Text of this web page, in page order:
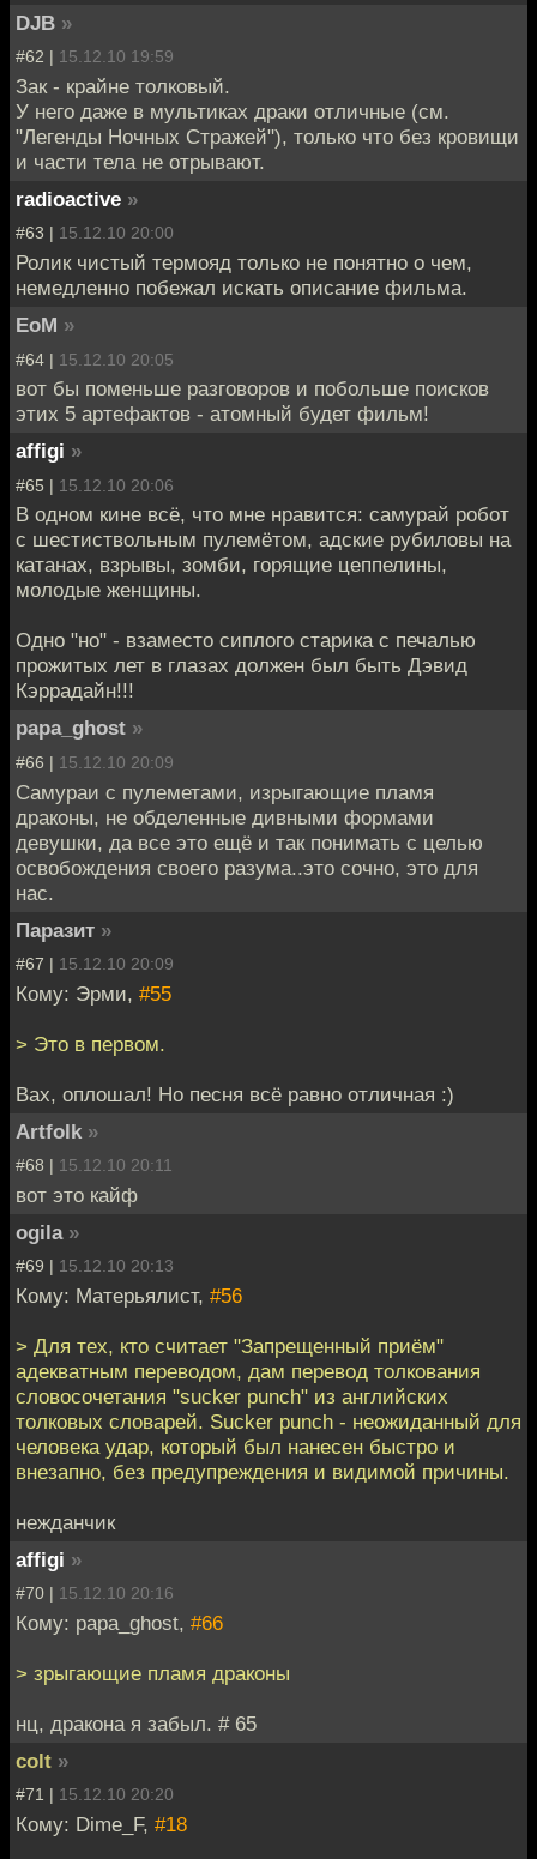
DJB »
#62 | 15.12.10 19:59
Зак - крайне толковый.
У него даже в мультиках драки отличные (см.
"Легенды Ночных Стражей"), только что без кровищи
и части тела не отрывают.
radioactive »
#63 | 15.12.10 20:00
Ролик чистый термояд только не понятно о чем,
немедленно побежал искать описание фильма.
EoM »
#64 | 15.12.10 20:05
вот бы поменьше разговоров и побольше поисков
этих 5 артефактов - атомный будет фильм!
affigi »
#65 | 15.12.10 20:06
В одном кине всё, что мне нравится: самурай робот
с шестиствольным пулемётом, адские рубиловы на
катанах, взрывы, зомби, горящие цеппелины,
молодые женщины.
Одно "но" - взаместо сиплого старика с печалью
прожитых лет в глазах должен был быть Дэвид
Кэррадайн!!!
papa_ghost »
#66 | 15.12.10 20:09
Самураи с пулеметами, изрыгающие пламя
драконы, не обделенные дивными формами
девушки, да все это ещё и так понимать с целью
освобождения своего разума..это сочно, это для
нас.
Паразит »
#67 | 15.12.10 20:09
Кому: Эрми, #55
> Это в первом.
Вах, оплошал! Но песня всё равно отличная :)
Artfolk »
#68 | 15.12.10 20:11
вот это кайф
ogila »
#69 | 15.12.10 20:13
Кому: Матерьялист, #56
> Для тех, кто считает "Запрещенный приём"
адекватным переводом, дам перевод толкования
словосочетания "sucker punch" из английских
толковых словарей. Sucker punch - неожиданный для
человека удар, который был нанесен быстро и
внезапно, без предупреждения и видимой причины.
нежданчик
affigi »
#70 | 15.12.10 20:16
Кому: papa_ghost, #66
> зрыгающие пламя драконы
нц, дракона я забыл. # 65
colt »
#71 | 15.12.10 20:20
Кому: Dime_F, #18